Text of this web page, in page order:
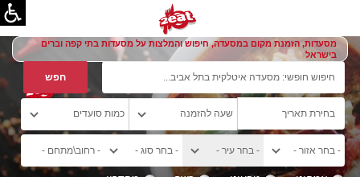
מסעדות, הזמנת מקום במסעדה, חיפוש והמלצות על מסעדות בתי קפה וברים
בישראל